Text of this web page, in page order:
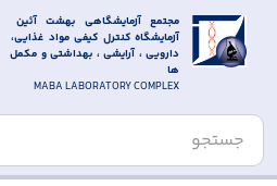
مجتمع آزمایشگاهی بهشت آئین
آزمایشگاه کنترل کیفی مواد غذایی،
دارویی ، آرایشی ، بهداشتی و مکمل
ها
MABA LABORATORY COMPLEX